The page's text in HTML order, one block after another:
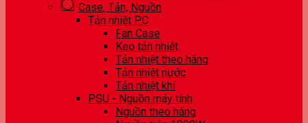
Case, Tản, Nguồn
Tản nhiệt PC
Fan Case
Keo tản nhiệt
Tản nhiệt theo hãng
Tản nhiệt nước
Tản nhiệt khí
PSU - Nguồn máy tính
Nguồn theo hãng